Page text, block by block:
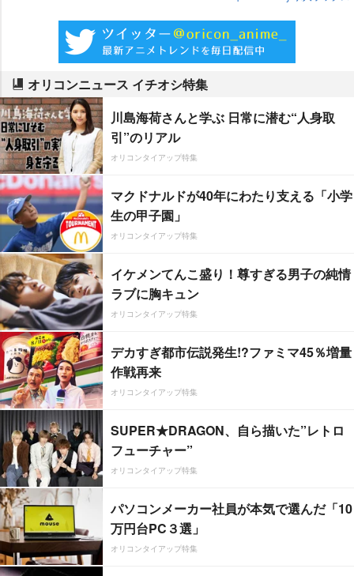
オリコンニュース イチオシ特集
川島海荷さんと学ぶ 日常に潜む“人身取
引”のリアル
オリコンタイアップ特集
マクドナルドが40年にわたり支える「小学
生の甲子園」
オリコンタイアップ特集
イケメンてんこ盛り！尊すぎる男子の純情
ラブに胸キュン
オリコンタイアップ特集
デカすぎ都市伝説発生!?ファミマ45％増量
作戦再来
オリコンタイアップ特集
SUPER★DRAGON、自ら描いた”レトロ
フューチャー”
オリコンタイアップ特集
パソコンメーカー社員が本気で選んだ「10
万円台PC３選」
オリコンタイアップ特集